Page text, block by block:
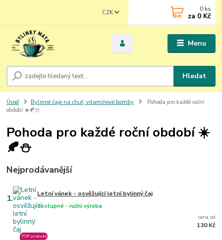
Menu
CZK
Hledat
0 ks
za 0 Kč
Úvod Bylinné čaje na chuť, vitamínové bomby
Pohoda pro každé roční
období ☀️🍂⛄
Pohoda pro každé roční období ☀️
🍂⛄
Nejprodávanější
1. Letní vánek - osvěžující letní bylinný čaj
dostupné - ruční výroba
TOP produkt
cena od
130 Kč